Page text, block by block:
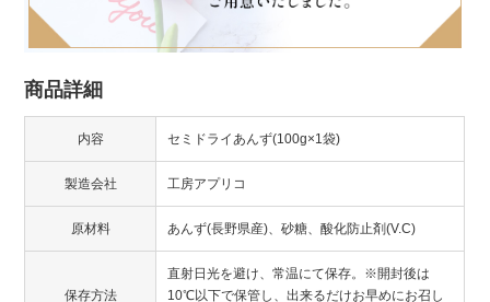
商品詳細
内容 セミドライあんず(100g×1袋)
製造会社 工房アプリコ
原材料 あんず(長野県産)、砂糖、酸化防止剤(V.C)
保存方法
直射日光を避け、常温にて保存。※開封後は
10℃以下で保管し、出来るだけお早めにお召し